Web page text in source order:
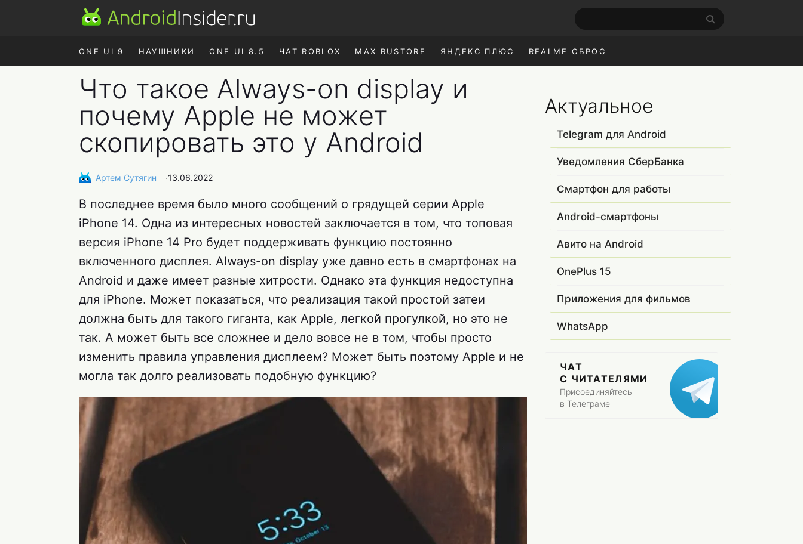
ONE UI 9 НАУШНИКИ ONE UI 8.5 ЧАТ ROBLOX MAX RUSTORE ЯНДЕКС ПЛЮС REALME СБРОС
Что такое Always-on display и
почему Apple не может
скопировать это у Android
Артем Сутягин ∙13.06.2022
В последнее время было много сообщений о грядущей серии Apple
iPhone 14. Одна из интересных новостей заключается в том, что топовая
версия iPhone 14 Pro будет поддерживать функцию постоянно
включенного дисплея. Always-on display уже давно есть в смартфонах на
Android и даже имеет разные хитрости. Однако эта функция недоступна
для iPhone. Может показаться, что реализация такой простой затеи
должна быть для такого гиганта, как Apple, легкой прогулкой, но это не
так. А может быть все сложнее и дело вовсе не в том, чтобы просто
изменить правила управления дисплеем? Может быть поэтому Apple и не
могла так долго реализовать подобную функцию?
Актуальное
Telegram для Android
Уведомления СберБанка
Смартфон для работы
Android-смартфоны
Авито на Android
OnePlus 15
Приложения для фильмов
WhatsApp
ЧАТ
С ЧИТАТЕЛЯМИ
Присоединяйтесь
в Телеграме